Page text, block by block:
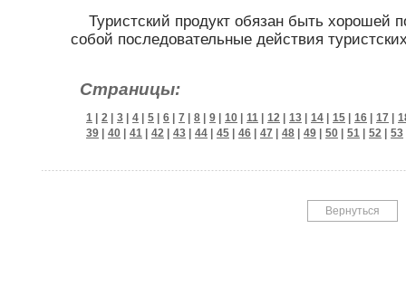
Туристский продукт обязан быть хорошей
собой последовательные действия
Страницы:
1 2 3 4 5 6 7 8 9 10 11 12 13 14 15 16 17
39
40 41 42 43 44 45 46 47 48 49 50 51 52 53